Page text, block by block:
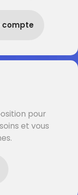
compte
pour
et vous